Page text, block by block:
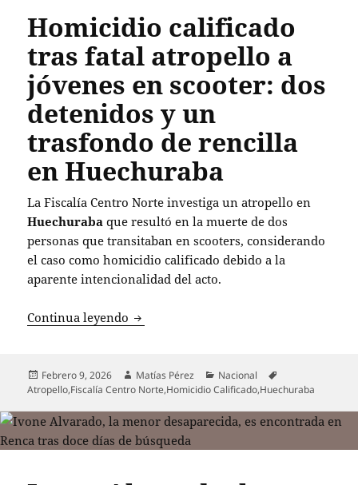
Homicidio calificado
tras fatal atropello a
jóvenes en scooter: dos
detenidos y un
trasfondo de rencilla
en Huechuraba
La Fiscalía Centro Norte investiga un atropello en
Huechuraba que resultó en la muerte de dos
personas que transitaban en scooters, considerando
el caso como homicidio calificado debido a la
aparente intencionalidad del acto.
Continua leyendo Homicidio calificado tras fatal
Publicado
el
Febrero 9, 2026 Autor
Matías Pérez Categorías
Nacional
Atropello,Fiscalía Centro Norte,Homicidio Calificado,Huechuraba